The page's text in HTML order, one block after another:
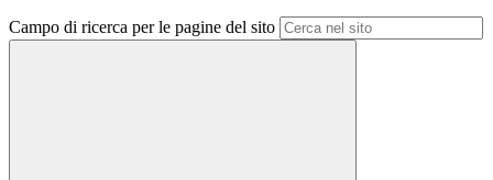
Campo di ricerca per le pagine del sito